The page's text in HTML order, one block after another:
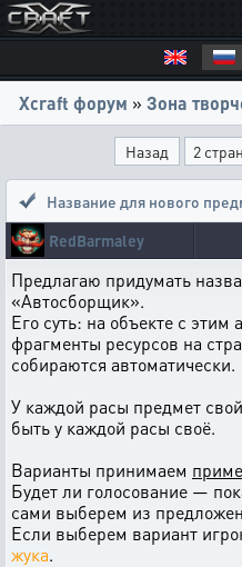
Xcraft форум » Зона
Назад 2
Название для нового
RedBarmaley
Предлагаю придумать
«Автосборщик».
Его суть: на объекте с
фрагменты ресурсов на
собираются автоматически.
У каждой расы предмет
быть у каждой расы своё.
Варианты принимаем
Будет ли голосование —
сами выберем из
Если выберем вариант
жука.